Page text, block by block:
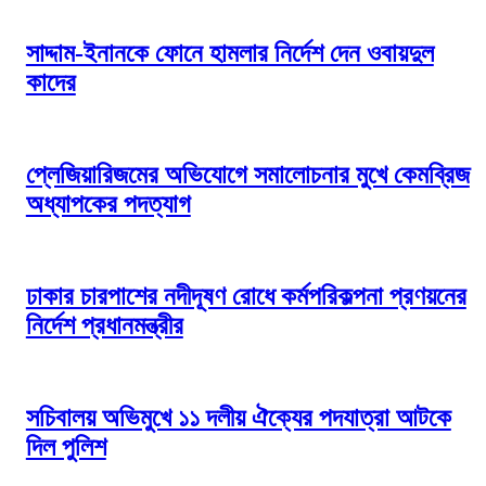
সাদ্দাম-ইনানকে ফোনে হামলার নির্দেশ দেন ওবায়দুল
কাদের
প্লেজিয়ারিজমের অভিযোগে সমালোচনার মুখে কেমব্রিজ
অধ্যাপকের পদত্যাগ
ঢাকার চারপাশের নদীদূষণ রোধে কর্মপরিকল্পনা প্রণয়নের
নির্দেশ প্রধানমন্ত্রীর
সচিবালয় অভিমুখে ১১ দলীয় ঐক্যের পদযাত্রা আটকে
দিল পুলিশ